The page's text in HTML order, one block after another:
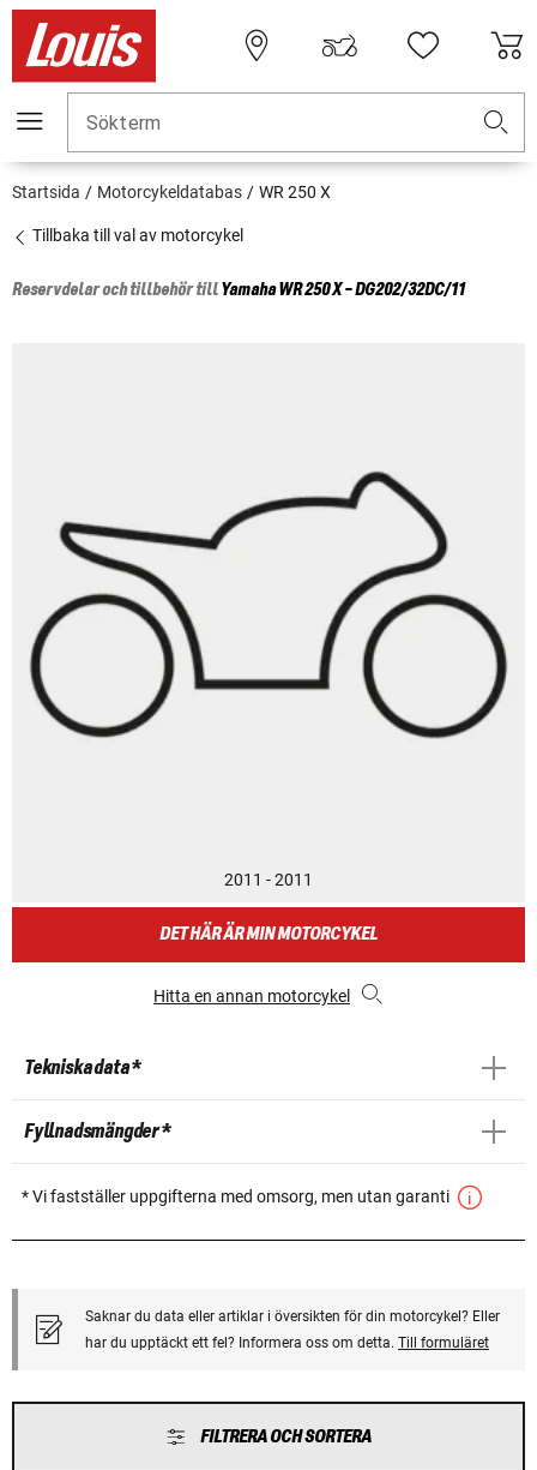
Sökterm
Startsida Motorcykeldatabas WR 250 X
Tillbaka till val av motorcykel
Reservdelar och tillbehör tillYamahaWR 250 X - DG202/32DC/11
2011 - 2011
DET HÄR ÄR MIN MOTORCYKEL
Hitta en annan motorcykel
Tekniska data *
Fyllnadsmängder *
* Vi fastställer uppgifterna med omsorg, men utan garanti
Saknar du data eller artiklar i översikten för din motorcykel? Eller
har du upptäckt ett fel? Informera oss om detta. Till formuläret
FILTRERA OCH SORTERA